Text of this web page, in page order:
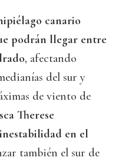
canario
podrán llegar entre
, afectando
del sur y
de viento de
Therese
en el
también el sur de